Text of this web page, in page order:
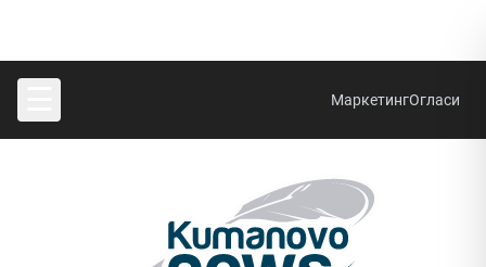
МаркетингОгласи